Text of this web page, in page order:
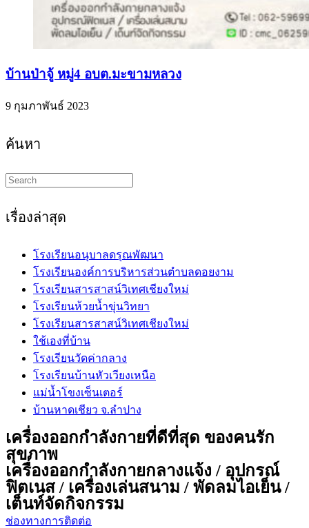
บ้านป่าจู้ หมู่4 อบต.มะขามหลวง
9 กุมภาพันธ์ 2023
ค้นหา
Search
this
เรื่องล่าสุด
โรงเรียนอนุบาลดรุณพัฒนา
โรงเรียนองค์การบริหารส่วนตำบลดอยงาม
โรงเรียนสารสาสน์วิเทศเชียงใหม่
โรงเรียนห้วยน้ำขุ่นวิทยา
โรงเรียนสารสาสน์วิเทศเชียงใหม่
ใช้เองที่บ้าน
โรงเรียนวัดค่ากลาง
โรงเรียนบ้านหัวเวียงเหนือ
แม่น้ำโขงเซ็นเตอร์
บ้านหาดเชียว จ.ลำปาง
เครื่องออกกำลังกายที่ดีที่สุด ของคนรัก
สุขภาพ
เครื่องออกกำลังกายกลางแจ้ง / อุปกรณ์
ฟิตเนส / เครื่องเล่นสนาม / พัดลมไอเย็น /
เต็นท์จัดกิจกรรม
ช่องทางการติดต่อ